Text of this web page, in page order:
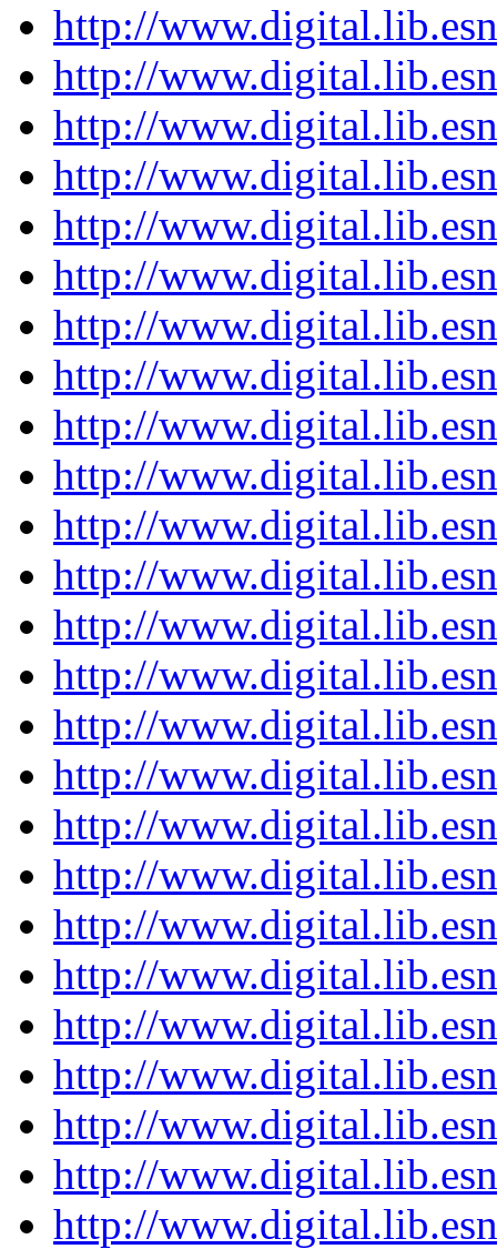
http://
http://
http://
http://
http://
http://
http://
http://
http://
http://
http://
http://
http://
http://
http://
http://
http://
http://
http://
http://
http://
http://
http://
http://
http://